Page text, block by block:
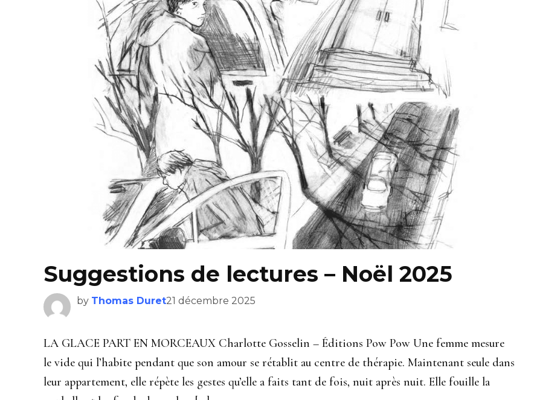
Suggestions de lectures – Noël 2025
by Thomas Duret21 décembre 2025
LA GLACE PART EN MORCEAUX Charlotte Gosselin – Éditions Pow Pow Une femme mesure
le vide qui l’habite pendant que son amour se rétablit au centre de thérapie. Maintenant seule dans
leur appartement, elle répète les gestes qu’elle a faits tant de fois, nuit après nuit. Elle fouille la